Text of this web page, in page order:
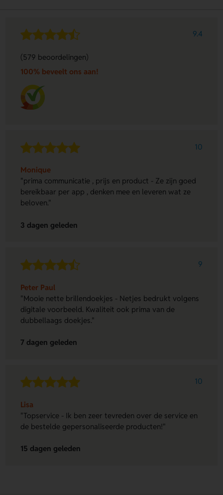
9.4
(579 beoordelingen)
100% beveelt ons aan!
10
Monique
"prima communicatie , prijs en product - Ze zijn goed
bereikbaar per app , denken mee en leveren wat ze
beloven."
3 dagen geleden
9
Peter Paul
"Mooie nette brillendoekjes - Netjes bedrukt volgens
digitale voorbeeld. Kwaliteit ook prima van de
dubbellaags doekjes."
7 dagen geleden
10
Lisa
"Topservice - Ik ben zeer tevreden over de service en
de bestelde gepersonaliseerde producten!"
15 dagen geleden